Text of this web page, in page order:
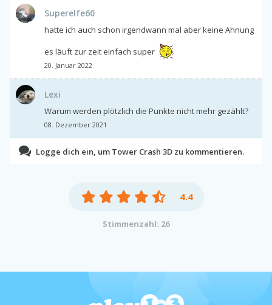
Superelfe60
hatte ich auch schon irgendwann mal aber keine Ahnung
es läuft zur zeit einfach super
20. Januar 2022
Lexi
Warum werden plötzlich die Punkte nicht mehr gezählt?
08. Dezember 2021
Logge dich ein, um Tower Crash 3D zu kommentieren.
4.4
Stimmenzahl: 26